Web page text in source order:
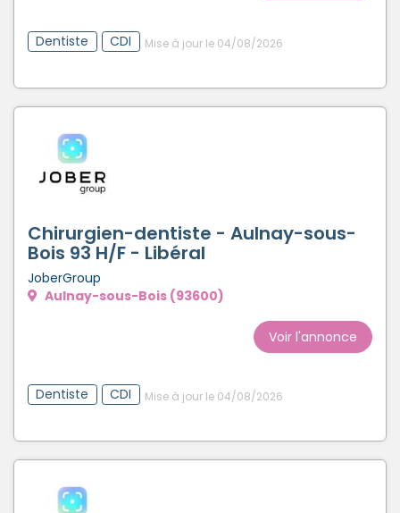
Dentiste CDI Mise à jour le 04/08/2026
Chirurgien-dentiste - Aulnay-sous-
Bois 93 H/F - Libéral
JoberGroup
Aulnay-sous-Bois (93600)
Voir l'annonce
Dentiste CDI Mise à jour le 04/08/2026